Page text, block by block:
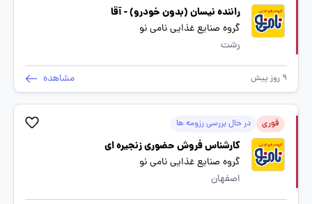
راننده نیسان (بدون خودرو) - آقا
گروه صنایع غذایی نامی نو
رشت
9 روز پیش مشاهده
فوری در حال بررسی رزومه ها
کارشناس فروش حضوری زنجیره ای
گروه صنایع غذایی نامی نو
اصفهان